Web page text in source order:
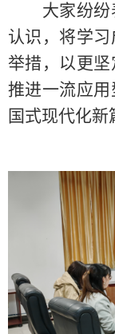
大家纷纷
认识， 将学
举措，以更
推进一流应
国式现代化新